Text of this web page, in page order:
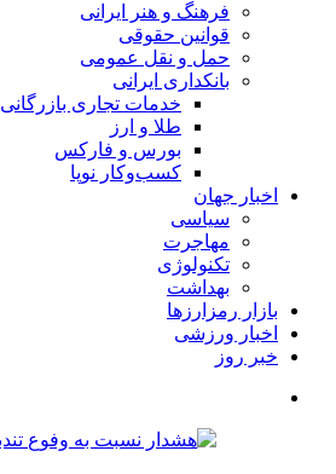
فرهنگ و هنر ایرانی
قوانین حقوقی
حمل و نقل عمومی
بانکداری ایرانی
خدمات تجاری بازرگانی
طلا و ارز
بورس و فارکس
کسب‌وکار نوپا
اخبار جهان
سیاسی
مهاجرت
تکنولوژی
بهداشت
بازار رمزارزها
اخبار ورزشی
خبر روز